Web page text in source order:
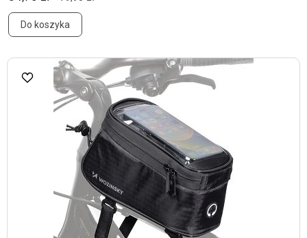
Do koszyka